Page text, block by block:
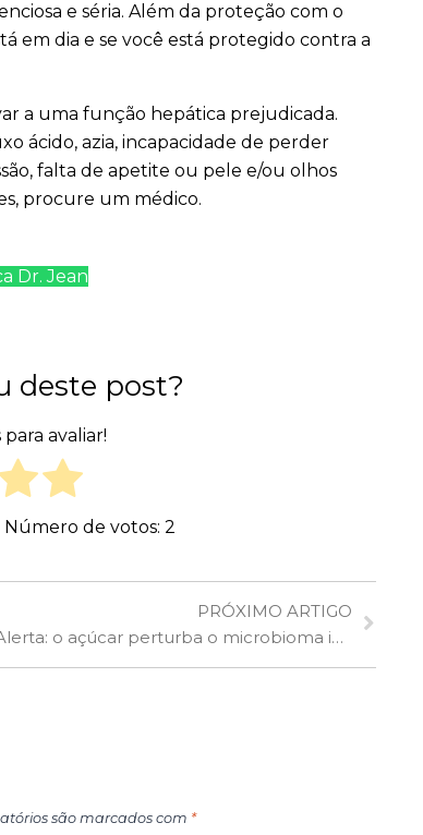
e séria. Além da proteção com o
em dia e se você está protegido contra a
a uma função hepática prejudicada.
ácido, azia, incapacidade de perder
falta de apetite ou pele e/ou olhos
procure um médico.
Dr. Jean
deste post?
avaliar!
Número de votos:2
PRÓXIMO ARTIGO
Alerta: o açúcar perturba o microbioma intestinal e elimina a proteção contra obesidade e diabetes
são marcados com *